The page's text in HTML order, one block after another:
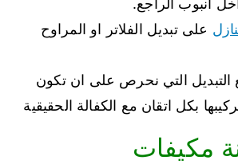
انبوب الراجع.
على تبديل الفلاتر او المراوح
التبديل التي نحرص على ان تكون
بكل اتقان مع الكفالة الحقيقية
مكيفات